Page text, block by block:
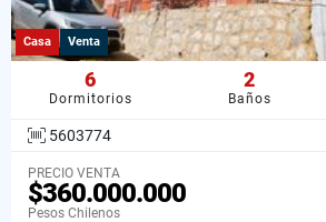
Casa Venta
6
Dormitorios
2
Baños
5603774
PRECIO VENTA
$360.000.000
Pesos Chilenos